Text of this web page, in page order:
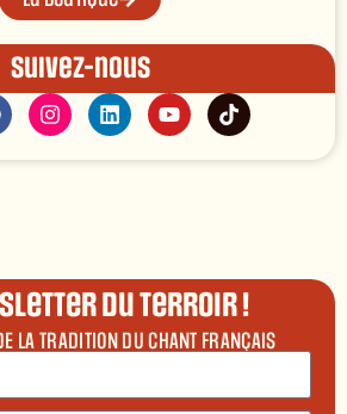
Suivez-nous
du terroir !
LA TRADITION DU CHANT FRANÇAIS